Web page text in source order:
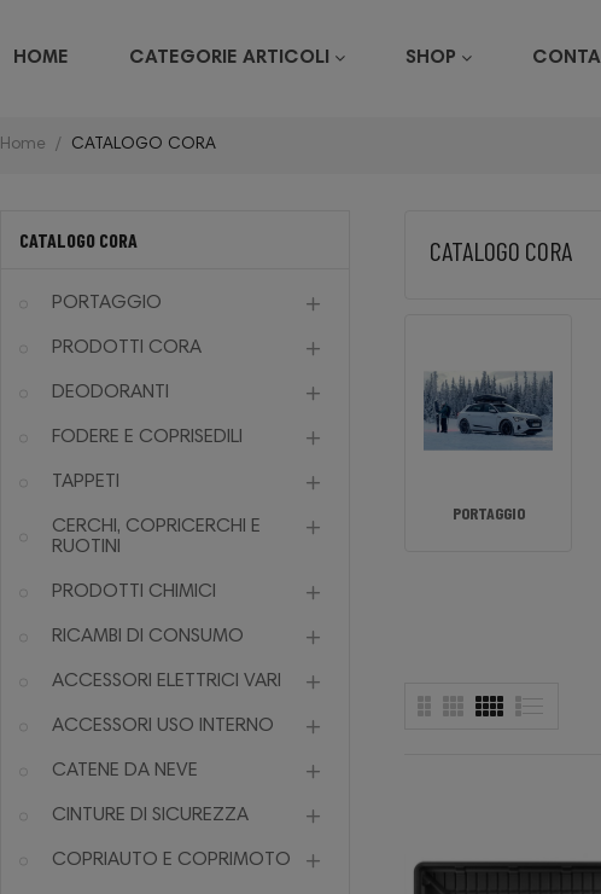
HOME CATEGORIE ARTICOLI SHOP
Home CATALOGO CORA
CATALOGO CORA
PORTAGGIO
PRODOTTI CORA
DEODORANTI
FODERE E COPRISEDILI
TAPPETI
CERCHI, COPRICERCHI E
RUOTINI
PRODOTTI CHIMICI
RICAMBI DI CONSUMO
ACCESSORI ELETTRICI VARI
ACCESSORI USO INTERNO
CATENE DA NEVE
CINTURE DI SICUREZZA
COPRIAUTO E COPRIMOTO
CATALOGO CORA
PORTAGGIO